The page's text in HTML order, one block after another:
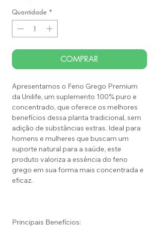
Quantidade *
COMPRAR
Apresentamos o Feno Grego Premium
da Unilife, um suplemento 100% puro e
concentrado, que oferece os melhores
benefícios dessa planta tradicional, sem
adição de substâncias extras. Ideal para
homens e mulheres que buscam um
suporte natural para a saúde, este
produto valoriza a essência do feno
grego em sua forma mais concentrada e
eficaz.
Principais Benefícios: